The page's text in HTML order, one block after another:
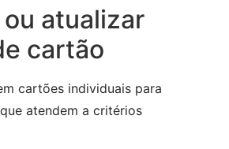
atualizar
cartão
cartões individuais para
atendem a critérios